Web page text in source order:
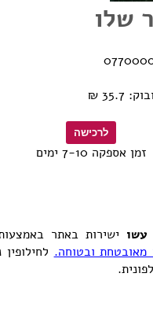
שלו
₪
זמן אספקה 7-10 ימים
עשו ישירות באתר
מאובטחת ובטוחה.